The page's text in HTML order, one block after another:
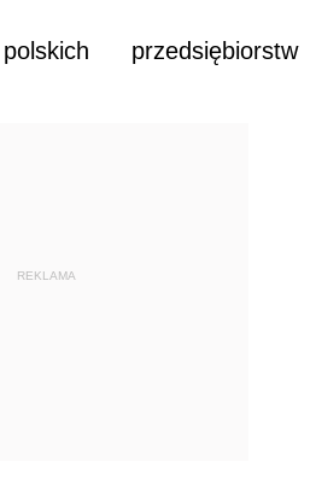
przedsiębiorstw
REKLAMA